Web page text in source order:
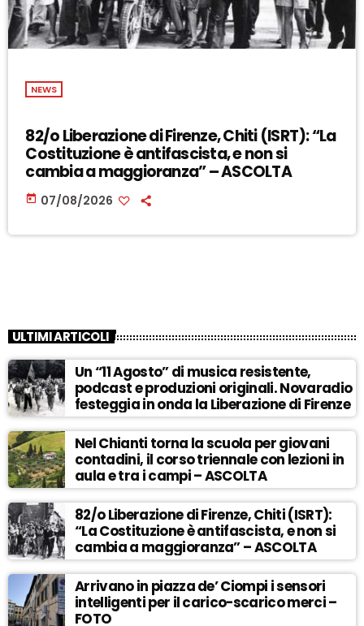
NEWS
82/o Liberazione di Firenze, Chiti (ISRT): “La
Costituzione è antifascista, e non si
cambia a maggioranza” – ASCOLTA
today 07/08/2026
ULTIMI ARTICOLI
Un “11 Agosto” di musica resistente,
podcast e produzioni originali. Novaradio
festeggia in onda la Liberazione di Firenze
Nel Chianti torna la scuola per giovani
contadini, il corso triennale con lezioni in
aula e tra i campi – ASCOLTA
82/o Liberazione di Firenze, Chiti (ISRT):
“La Costituzione è antifascista, e non si
cambia a maggioranza” – ASCOLTA
Arrivano in piazza de’ Ciompi i sensori
intelligenti per il carico-scarico merci –
FOTO